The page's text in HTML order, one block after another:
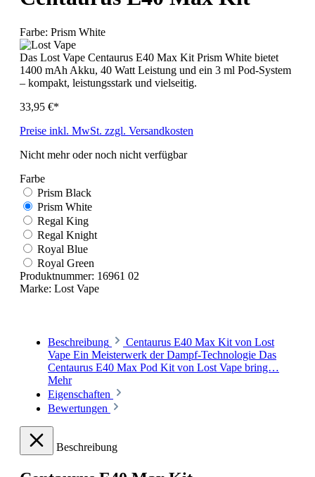
Farbe: Prism White
Das Lost Vape Centaurus E40 Max Kit Prism White bietet
1400 mAh Akku, 40 Watt Leistung und ein 3 ml Pod-System
– kompakt, leistungsstark und vielseitig.
33,95 €*
Preise inkl. MwSt. zzgl. Versandkosten
Nicht mehr oder noch nicht verfügbar
Farbe
Prism Black
Prism White
Regal King
Regal Knight
Royal Blue
Royal Green
Produktnummer: 16961 02
Marke: Lost Vape
Beschreibung
Centaurus E40 Max Kit von Lost
Vape Ein Meisterwerk der Dampf-Technologie Das
Centaurus E40 Max Pod Kit von Lost Vape bring…
Mehr
Eigenschaften
Bewertungen
Beschreibung